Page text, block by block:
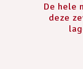
De hele
deze